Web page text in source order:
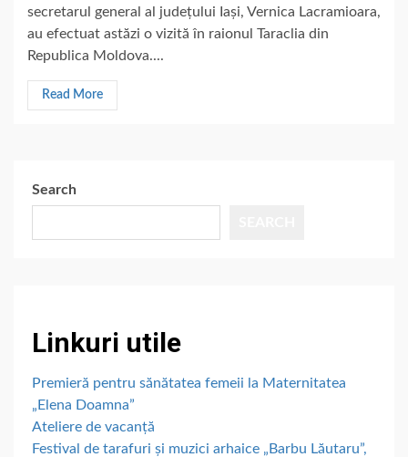
secretarul general al județului Iași, Vernica Lacramioara,
au efectuat astăzi o vizită în raionul Taraclia din
Republica Moldova....
Read More
Search
Linkuri utile
Premieră pentru sănătatea femeii la Maternitatea
„Elena Doamna”
Ateliere de vacanță
Festival de tarafuri și muzici arhaice „Barbu Lăutaru”,